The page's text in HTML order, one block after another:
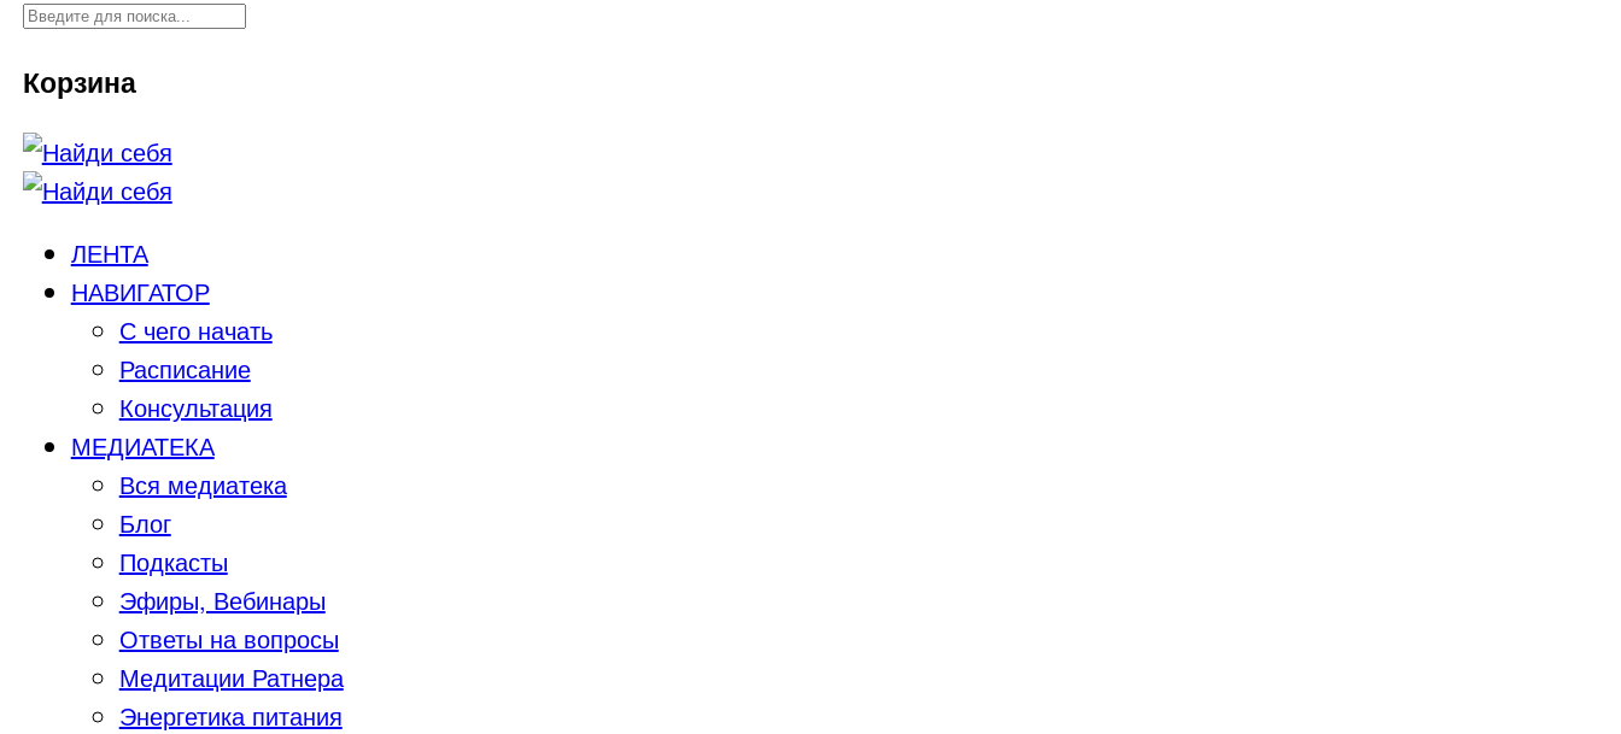
Корзина
ЛЕНТА
НАВИГАТОР
С чего начать
Расписание
Консультация
МЕДИАТЕКА
Вся медиатека
Блог
Подкасты
Эфиры, Вебинары
Ответы на вопросы
Медитации Ратнера
Энергетика питания